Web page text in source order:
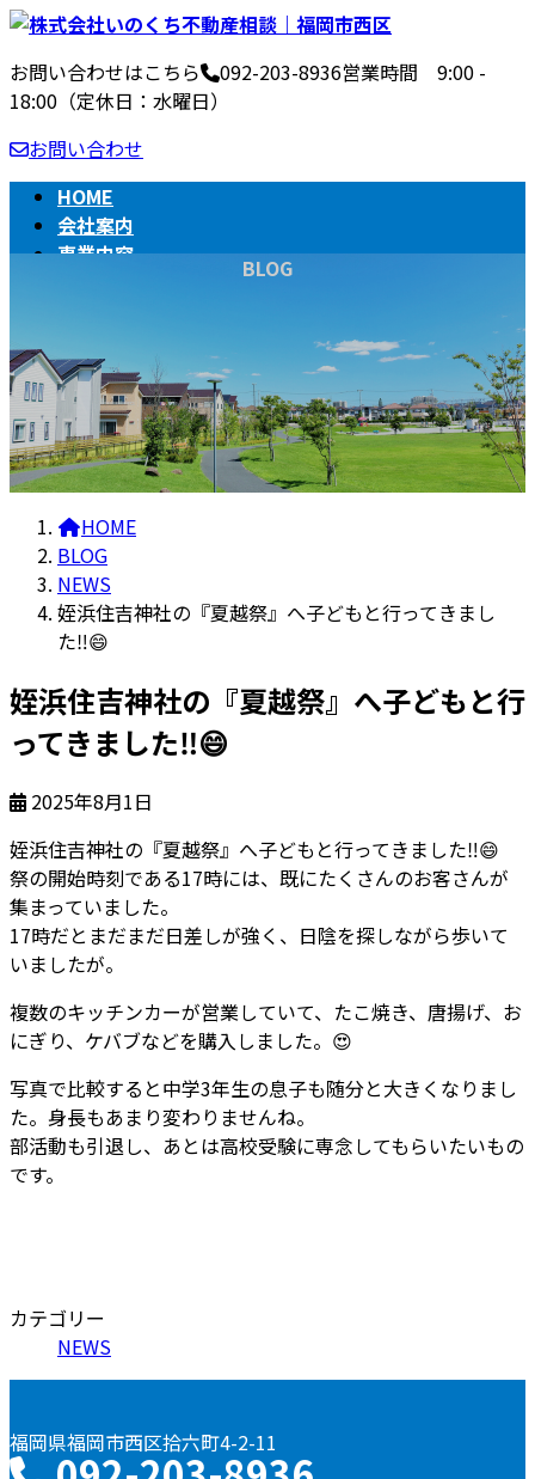
コ
テ
ン
ツ
へ
ッ
ナ
ゲ
ー
シ
ョ
移
お問い合わせはこちら 092-203-8936営業時間 9:00 -
18:00（定休日：水曜日）
お問い合わせ
HOME
会社案内
事業内容
BLOG
HOME
BLOG
NEWS
姪浜住吉神社の『夏越祭』へ子どもと行ってきまし
た‼😄
姪浜住吉神社の『夏越祭』へ子どもと行
ってきました‼😄
2025年8月1日
姪浜住吉神社の『夏越祭』へ子どもと行ってきました‼😄
祭の開始時刻である17時には、既にたくさんのお客さんが
集まっていました。
17時だとまだまだ日差しが強く、日陰を探しながら歩いて
いましたが。
複数のキッチンカーが営業していて、たこ焼き、唐揚げ、お
にぎり、ケバブなどを購入しました。 😍
写真で比較すると中学3年生の息子も随分と大きくなりまし
た。身長もあまり変わりませんね。
部活動も引退し、あとは高校受験に専念してもらいたいもの
です。
カテゴリー
NEWS
福岡県福岡市西区拾六町4-2-11